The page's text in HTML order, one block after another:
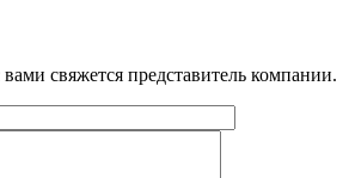
свяжется представитель компании.